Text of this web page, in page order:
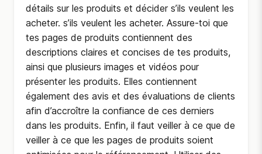
détails sur les produits et décider s’ils veulent les
acheter. s’ils veulent les acheter. Assure-toi que
tes pages de produits contiennent des
descriptions claires et concises de tes produits,
ainsi que plusieurs images et vidéos pour
présenter les produits. Elles contiennent
également des avis et des évaluations de clients
afin d’accroître la confiance de ces derniers
dans les produits. Enfin, il faut veiller à ce que de
veiller à ce que les pages de produits soient